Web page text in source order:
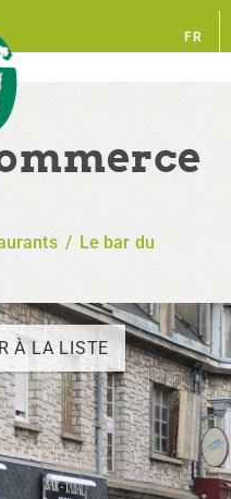
FR
/ Le bar du
À LA LISTE